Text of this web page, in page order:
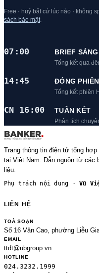
Free · huỷ bất cứ lúc nào · không
sách bảo mật
07:00 BRIEF SÁNG
Tổng kết qua
14:45 ĐÓNG PHIÊN
Tổng kết phiên
CN 16:00 TUẦN KẾT
Phân tích
Trang thông tin điện tử tổng
tại Việt Nam. Dẫn nguồn từ
liệu.
Phụ trách nội dung ·Vũ
LIÊN HỆ
TOÀ SOẠN
Số 16 Văn Cao, phường Liễu
EMAIL
ttdt@ubgroup.vn
HOTLINE
024.3232.1999